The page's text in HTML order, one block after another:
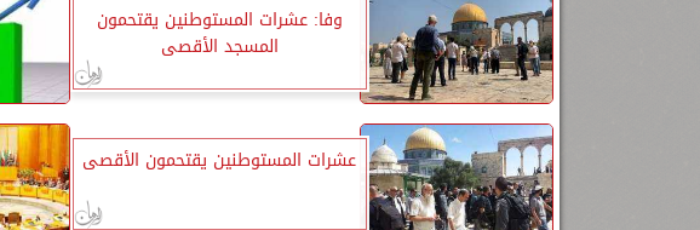
وفا: عشرات المستوطنين يقتحمون
المسجد الأقصى
عشرات المستوطنين يقتحمون الأقصى